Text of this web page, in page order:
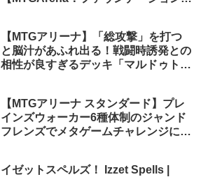
【MTGアリーナ】「総攻撃」を打つ
と脳汁があふれ出る！戦闘時誘発との
相性が良すぎるデッキ「マルドゥトー
【MTGアリーナ スタンダード】プレ
インズウォーカー6種体制のジャンド
フレンズでメタゲームチャレンジに挑
イゼットスペルズ！ Izzet Spells |